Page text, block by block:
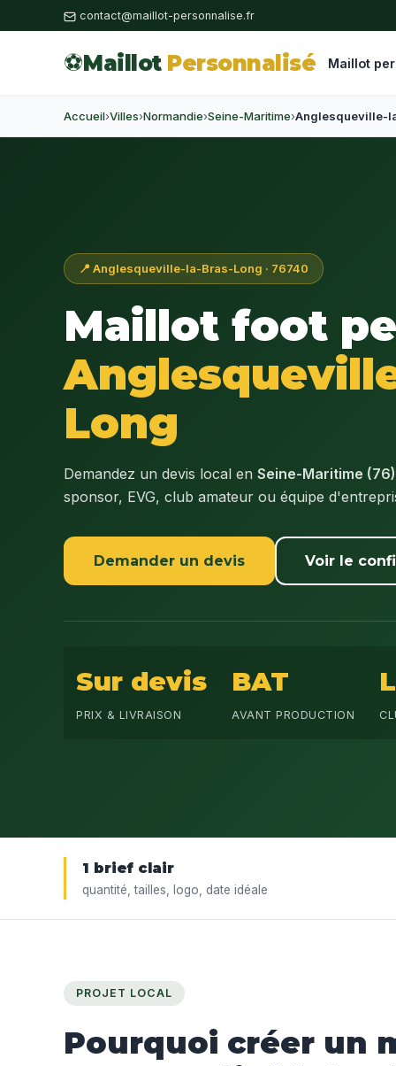
contact@maillot-personnalise.fr
⚽Maillot Personnalisé Maillot
Accueil›Villes›Normandie›Seine-Maritime›Anglesqueville-
📍 Anglesqueville-la-Bras-Long · 76740
Maillot foot
Long
Demandez un devis local en Seine-Maritime (76)
sponsor, EVG, club amateur ou équipe
Demander un devis Voir le
Sur devis
PRIX & LIVRAISON
BAT
AVANT PRODUCTION
1 brief clair
quantité, tailles, logo, date idéale
PROJET LOCAL
Pourquoi créer un